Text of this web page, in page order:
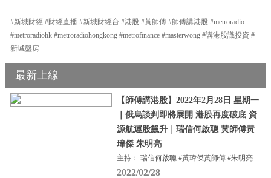
#新城財經 #財經直播 #新城財經台 #港股 #黃師傅 #師傅講港股 #metroradio
#metroradiohk #metroradiohongkong #metrofinance #masterwong #講港股識投資 #
新城盤房
最新上線
【師傅講港股】2022年2月28日 星期一
｜俄烏談判即將展開 港股再度破底 資
源航運股飆升｜瑞信何啟聰 黃師傅黃
瑋傑 朱明亮
主持： 瑞信何啟聰 #黃瑋傑黃師傅 #朱明亮
2022/02/28